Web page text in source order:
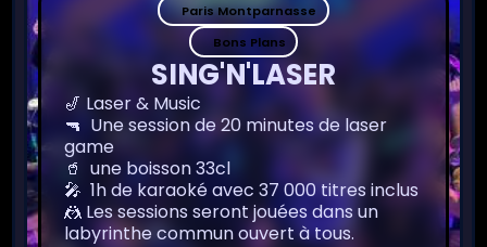
Paris Montparnasse
Bons Plans
SING'N'LASER
🎷 Laser & Music
🔫 Une session de 20 minutes de laser
game
🥤 une boisson 33cl
🎤 1h de karaoké avec 37 000 titres inclus
🤼 Les sessions seront jouées dans un
labyrinthe commun ouvert à tous.